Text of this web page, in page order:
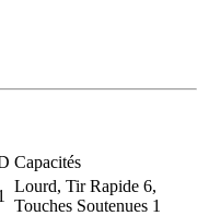
Capacités
Lourd, Tir Rapide 6,
Touches Soutenues 1